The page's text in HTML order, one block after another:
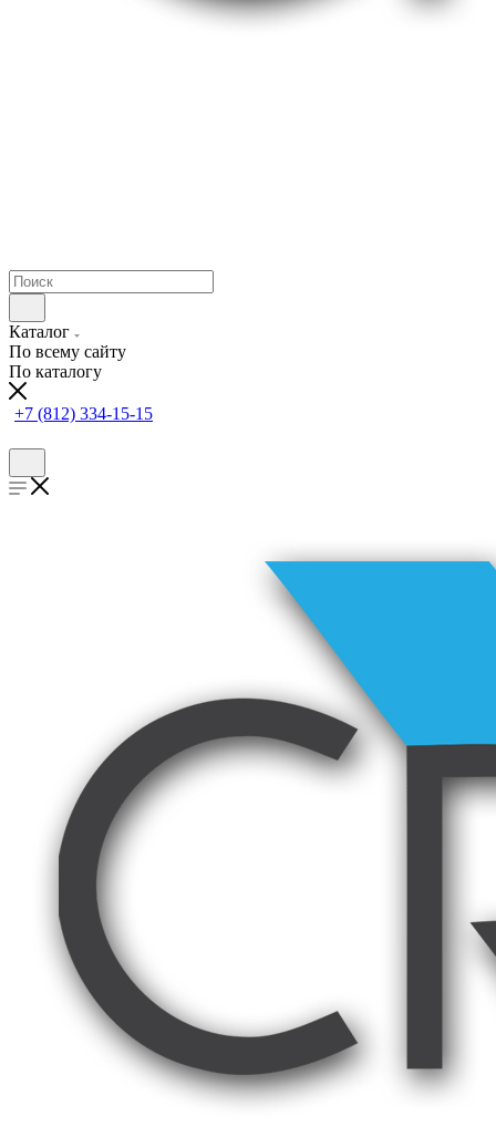
Каталог
По всему сайту
По каталогу
+7 (812) 334-15-15